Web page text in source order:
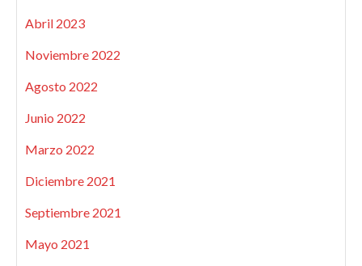
Abril 2023
Noviembre 2022
Agosto 2022
Junio 2022
Marzo 2022
Diciembre 2021
Septiembre 2021
Mayo 2021